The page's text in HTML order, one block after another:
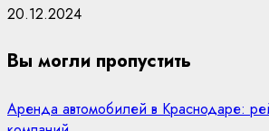
20.12.2024
Вы могли пропустить
Аренда автомобилей в Краснодаре: